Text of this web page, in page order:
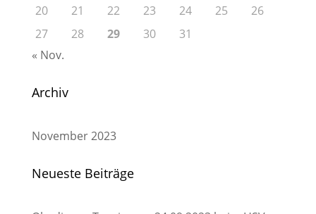
20
21 22 23 24 25
26
27
28 29 30
31
« Nov.
Archiv
November 2023
Neueste Beiträge